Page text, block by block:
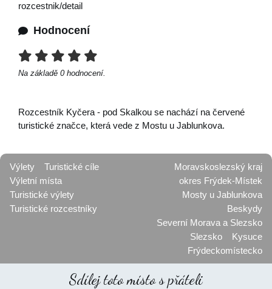
rozcestnik/detail
Hodnocení
Na základě 0 hodnocení.
Rozcestník Kyčera - pod Skalkou se nachází na červené
turistické značce, která vede z Mostu u Jablunkova.
Výlety
Turistické cíle
Výletní místa
Turistické výlety
Turistické rozcestníky
Moravskoslezský kraj
okres Frýdek-Místek
Mosty u Jablunkova
Beskydy
Severní Morava a Slezsko
Slezsko
Kysuce
Frýdeckomístecko
Sdílej toto místo s přáteli